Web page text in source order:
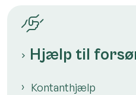
Hjælp til
Kontanthjælp